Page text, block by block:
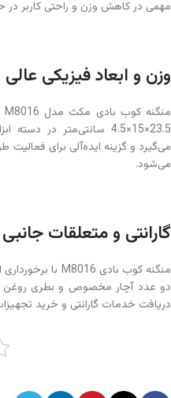
مهمی در کاهش وزن و راحتی کاربر در
وزن و ابعاد فیزیکی عالی
23.5×15×4.5 سانتی‌متر
می‌گیرد و گزینه ایده‌آلی برای
می‌شود.
گارانتی و متعلقات جانبی
منگنه کوب بادی M8016 با برخورداری از گارانتی 12 ماهه شرکت
دو عدد آچار مخصوص و بطری روغن
دریافت خدمات گارانتی و خرید